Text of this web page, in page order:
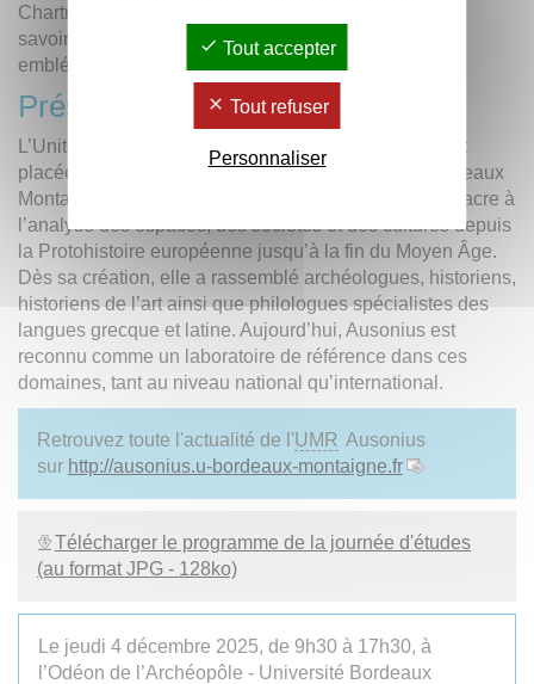
Chartres, afin d’éclairer les méthodes, les choix et les
savoir-faire qui ont permis d’élever ces cathédrales
emblématiques.
Présentation de l’UMR
L’Unité mixte de recherche Ausonius (
5607) est
placée sous la tutelle duCNRS, de l’Université Bordeaux
Montaigne et du Ministère de la Culture. Elle se consacre à
l’analyse des espaces, des sociétés et des cultures depuis
la Protohistoire européenne jusqu’à la fin du Moyen Âge.
Dès sa création, elle a rassemblé archéologues, historiens,
historiens de l’art ainsi que philologues spécialistes des
langues grecque et latine. Aujourd’hui, Ausonius est
reconnu comme un laboratoire de référence dans ces
domaines, tant au niveau national qu’international.
Retrouvez toute l'actualité de l'UMR Ausonius
sur http://ausonius.u-bordeaux-montaigne.fr
Télécharger le programme de la journée d'études
(au format JPG - 128ko)
Le jeudi 4 décembre 2025, de 9h30 à 17h30, à
l’Odéon de l’Archéopôle - Université Bordeaux
Tout accepter
Tout refuser
Personnaliser